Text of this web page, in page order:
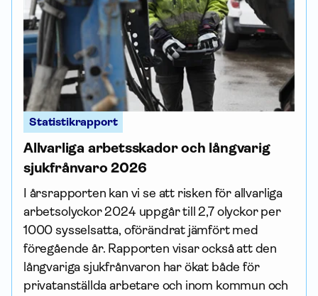
Statistikrapport
Allvarliga arbets­skador och långvarig
sjukfrånvaro 2026
I årsrapporten kan vi se att risken för allvarliga
arbetsolyckor 2024 uppgår till 2,7 olyckor per
1000 sysselsatta, oförändrat jämfört med
föregående år. Rapporten visar också att den
långvariga sjukfrånvaron har ökat både för
privatanställda arbetare och inom kommun och